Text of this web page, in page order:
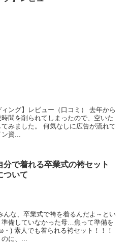
ング】レビュー（口コミ） 去年から
間を削られてしまったので、空いた
みました。 何気なしに広告が流れて
資...
分で着れる卒業式の袴セット
ついて
んな、卒業式で袴を着るんだよ～とい
備していなかった母…焦って準備を
) 素人でも着られる袴セット！！！
に、...